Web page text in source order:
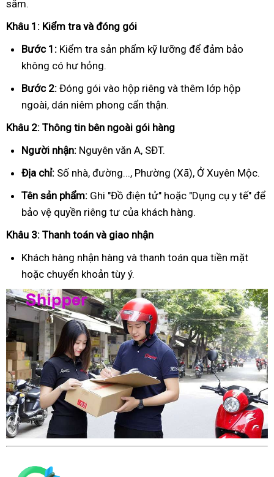
sắm.
Khâu 1: Kiểm tra và đóng gói
Bước 1: Kiểm tra sản phẩm kỹ lưỡng để đảm bảo
không có hư hỏng.
Bước 2: Đóng gói vào hộp riêng và thêm lớp hộp
ngoài, dán niêm phong cẩn thận.
Khâu 2: Thông tin bên ngoài gói hàng
Người nhận: Nguyên văn A, SĐT.
Địa chỉ: Số nhà, đường..., Phường (Xã), Ở Xuyên Mộc.
Tên sản phẩm: Ghi "Đồ điện tử" hoặc "Dụng cụ y tế" để
bảo vệ quyền riêng tư của khách hàng.
Khâu 3: Thanh toán và giao nhận
Khách hàng nhận hàng và thanh toán qua tiền mặt
hoặc chuyển khoản tùy ý.